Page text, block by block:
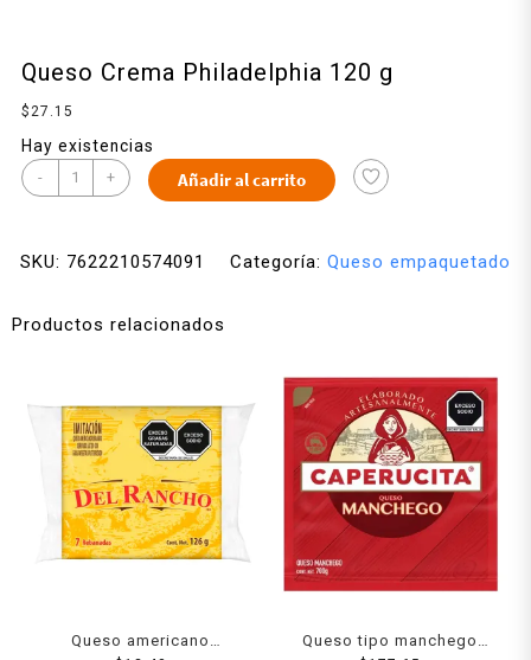
Queso Crema Philadelphia 120 g
$27.15
Hay existencias
- + Añadir al carrito
SKU: 7622210574091 Categoría: Queso empaquetado
Productos relacionados
Queso americano
Queso tipo manchego